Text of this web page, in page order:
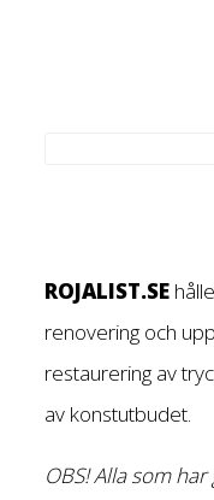
ROJALIST.SE
renovering och
restaurering av
av konstutbudet.
OBS! Alla som